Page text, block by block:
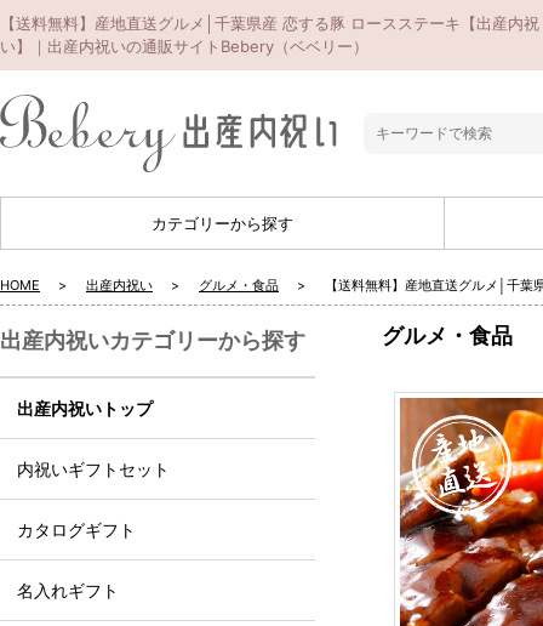
【送料無料】産地直送グルメ│千葉県産 恋する豚 ロースステーキ【出産内祝
い】｜出産内祝いの通販サイトBebery（ベベリー）
カテゴリーから探す
HOME 出産内祝い グルメ・食品 【送料無料】産地直送グルメ│千
グルメ・食品
出産内祝いカテゴリーから探す
出産内祝いトップ
内祝いギフトセット
カタログギフト
名入れギフト